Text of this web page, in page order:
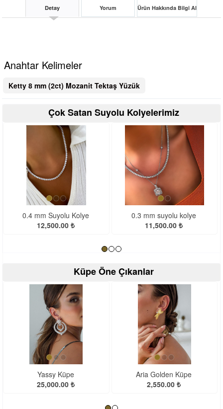
Detay Yorum Ürün Hakkında Bilgi Al
Anahtar Kelimeler
Ketty 8 mm (2ct) Mozanit Tektaş Yüzük
Çok Satan Suyolu Kolyelerimiz
0.4 mm Suyolu Kolye
12,500.00 ₺
0.3 mm suyolu kolye
11,500.00 ₺
Küpe Öne Çıkanlar
Yassy Küpe
25,000.00 ₺
Aria Golden Küpe
2,550.00 ₺